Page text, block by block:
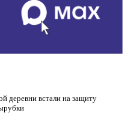
деревни встали на защиту